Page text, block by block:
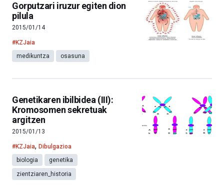
Gorputzari iruzur egiten dion
pilula
2015/01/14
#KZJaia
medikuntza
osasuna
Genetikaren ibilbidea (III):
Kromosomen sekretuak
argitzen
2015/01/13
#KZJaia, Dibulgazioa
biologia
genetika
zientziaren_historia